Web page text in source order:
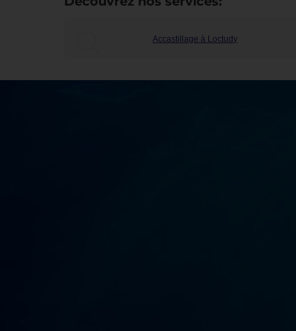
Accastillage à Loctudy